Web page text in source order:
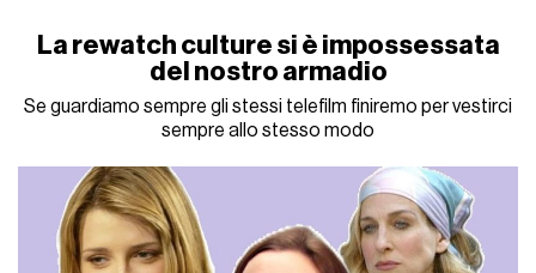
La rewatch culture si è impossessata
del nostro armadio
Se guardiamo sempre gli stessi telefilm finiremo per vestirci
sempre allo stesso modo